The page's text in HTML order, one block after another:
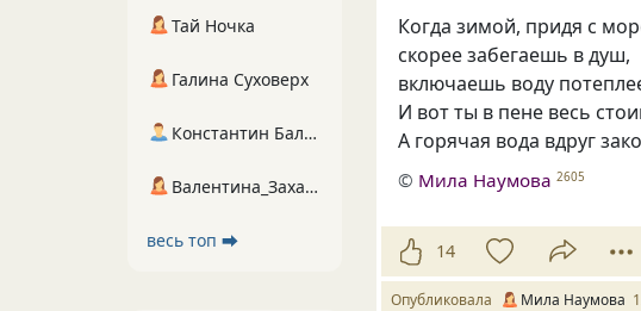
Когда зимой, придя с
скорее забегаешь в душ,
включаешь воду
И вот ты в пене весь
А горячая вода вдруг
© Мила Наумова 2605
14
Опубликовала Мила Наумова
Тай Ночка
Галина Суховерх
Константин Балухта
Валентина_Захарова
весь топ ⮕